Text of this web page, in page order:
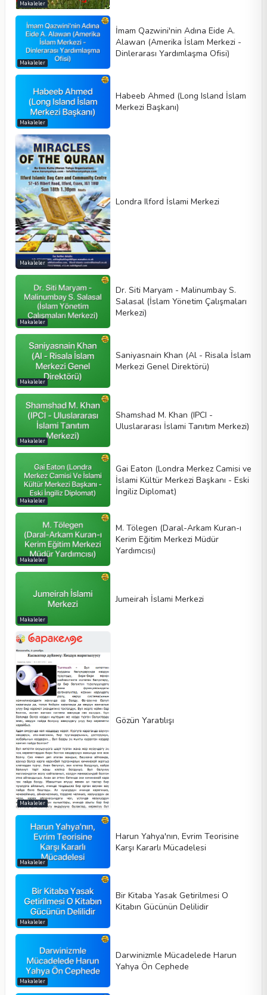
Makaleler
Makaleler
İmam Qazwini'nin Adına Eide A.
Alawan (Amerika İslam Merkezi -
Dinlerarası Yardımlaşma Ofisi)
Makaleler
Habeeb Ahmed (Long Island İslam
Merkezi Başkanı)
Makaleler
Londra Ilford İslami Merkezi
Makaleler
Dr. Siti Maryam - Malinumbay S.
Salasal (İslam Yönetim Çalışmaları
Merkezi)
Makaleler
Saniyasnain Khan (Al - Risala İslam
Merkezi Genel Direktörü)
Makaleler
Shamshad M. Khan (IPCI -
Uluslararası İslami Tanıtım Merkezi)
Makaleler
Gai Eaton (Londra Merkez Camisi ve
İslami Kültür Merkezi Başkanı - Eski
İngiliz Diplomat)
Makaleler
M. Tölegen (Daral-Arkam Kuran-ı
Kerim Eğitim Merkezi Müdür
Yardımcısı)
Makaleler
Jumeirah İslami Merkezi
Makaleler
Gözün Yaratılışı
Makaleler
Harun Yahya'nın, Evrim Teorisine
Karşı Kararlı Mücadelesi
Makaleler
Bir Kitaba Yasak Getirilmesi O
Kitabın Gücünün Delilidir
Makaleler
Darwinizmle Mücadelede Harun
Yahya Ön Cephede